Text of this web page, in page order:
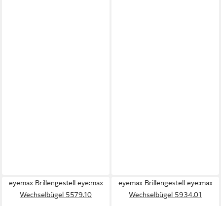
eyemax Brillengestell eye:max
Wechselbügel 5579.10
eyemax Brillengestell eye:max
Wechselbügel 5934.01